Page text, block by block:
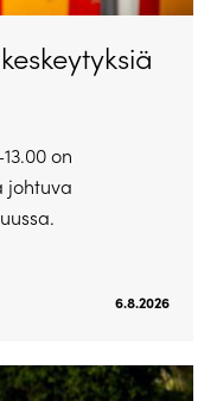
on
johtuva
6.8.2026